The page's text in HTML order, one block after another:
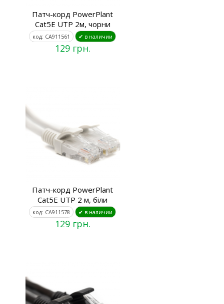
Патч-корд PowerPlant
Cat5E UTP 2м, чорни
код: CA911561 ✔ в наличии
129 грн.
Патч-корд PowerPlant
Cat5E UTP 2 м, біли
код: CA911578 ✔ в наличии
129 грн.